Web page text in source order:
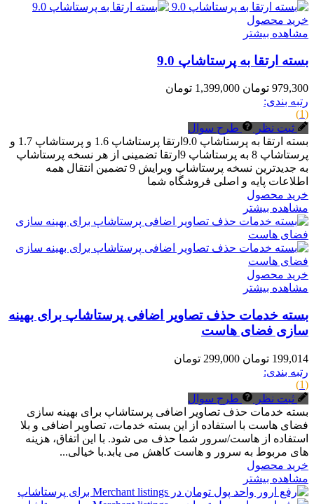
خرید محصول
مشاهده بیشتر
بسته ارتقا به پرستاشاپ 9.0
979,300 تومان
1,399,000 تومان
رتبه بندی:
(1)
ثبت نظر
طرح سوال
بسته ارتقا به پرستاشاپ 9.0ارتقا پرستاشاپ 1.6 و پرستاشاپ 1.7 و
پرستاشاپ 8 به پرستاشاپ 9ارتقا تضمینی از هر نسخه پرستاشاپ
به جدیدترین نسخه پرستاشاپ ویرایش 9 تضمین انتقال همه
اطلاعات پایه و اصلی فروشگاه شما
خرید محصول
مشاهده بیشتر
خرید محصول
مشاهده بیشتر
بسته خدمات حذف تصاویر اضافی پرستاشاپ برای بهینه
سازی فضای هاست
199,014 تومان
299,000 تومان
رتبه بندی:
(1)
ثبت نظر
طرح سوال
بسته خدمات حذف تصاویر اضافی پرستاشاپ برای بهینه سازی
فضای هاست با استفاده از این بسته خدمات، تصاویر اضافی و بلا
استفاده از هاست/سرور شما حذف می شود. با این اتفاق، هزینه
های مربوط به سرور و هاست کاهش می یابد.با خیالی...
خرید محصول
مشاهده بیشتر